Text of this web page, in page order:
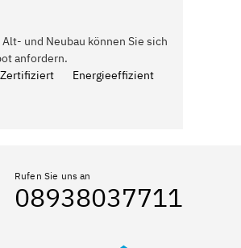
und Neubau können Sie sich
anfordern.
Zertifiziert Energieeffizient
Rufen Sie uns an
08938037711